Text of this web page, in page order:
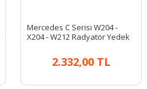
Mercedes C Serisi W204 -
X204 - W212 Radyatör Yedek
2.332,00 TL